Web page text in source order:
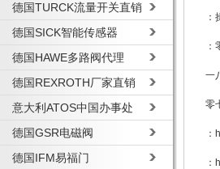
德国TURCK流量开关直销
德国SICK智能传感器
德国HAWE多路阀代理
德国REXROTH厂家直销
意大利ATOS中国办事处
德国GSR电磁阀
德国IFM易福门
：
一
零